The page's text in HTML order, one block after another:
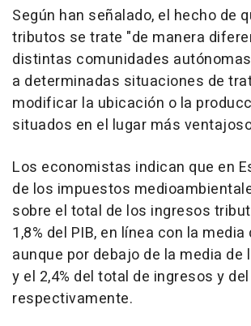
Según han señalado, el hecho de
tributos se trate "de manera
distintas comunidades
a determinadas situaciones de
modificar la ubicación o la
situados en el lugar más
Los economistas indican que en
de los impuestos
sobre el total de los ingresos
1,8% del PIB, en línea con la media
aunque por debajo de la media de
y el 2,4% del total de ingresos y del
respectivamente.